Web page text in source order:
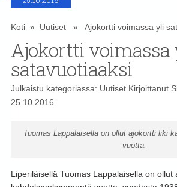
Koti» Uutiset» Ajokortti voimassa yli
Ajokortti voimassa
satavuotiaaksi
Julkaistu kategoriassa: UutisetKirjoittanut
25.10.2016
Tuomas Lappalaisella on ollut ajokortti liki
vuotta.
Liperiläisellä Tuomas Lappalaisella on ollut